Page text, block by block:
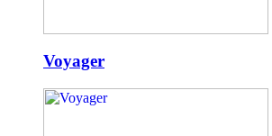
Voyager